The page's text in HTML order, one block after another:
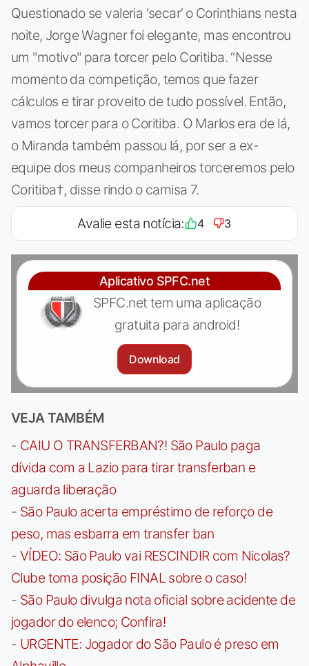
Questionado se valeria ‘secar’ o Corinthians nesta
noite, Jorge Wagner foi elegante, mas encontrou
um "motivo" para torcer pelo Coritiba. “Nesse
momento da competição, temos que fazer
cálculos e tirar proveito de tudo possível. Então,
vamos torcer para o Coritiba. O Marlos era de lá,
o Miranda também passou lá, por ser a ex-
equipe dos meus companheiros torceremos pelo
Coritiba†, disse rindo o camisa 7.
Avalie esta notícia: 4 3
Aplicativo SPFC.net
SPFC.net tem uma aplicação
gratuita para android!
Download
VEJA TAMBÉM
- CAIU O TRANSFERBAN?! São Paulo paga
dívida com a Lazio para tirar transferban e
aguarda liberação
- São Paulo acerta empréstimo de reforço de
peso, mas esbarra em transfer ban
- VÍDEO: São Paulo vai RESCINDIR com Nicolas?
Clube toma posição FINAL sobre o caso!
- São Paulo divulga nota oficial sobre acidente de
jogador do elenco; Confira!
- URGENTE: Jogador do São Paulo é preso em